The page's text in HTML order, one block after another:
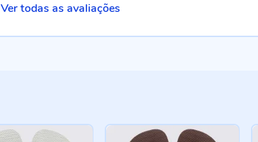
Ver todas as avaliações